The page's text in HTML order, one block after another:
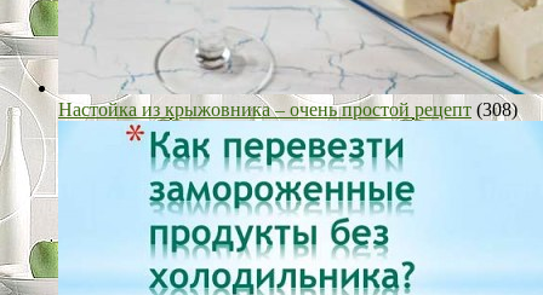
Настойка из крыжовника – очень простой рецепт (308)